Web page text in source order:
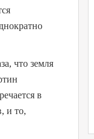
что земля
в
и то,